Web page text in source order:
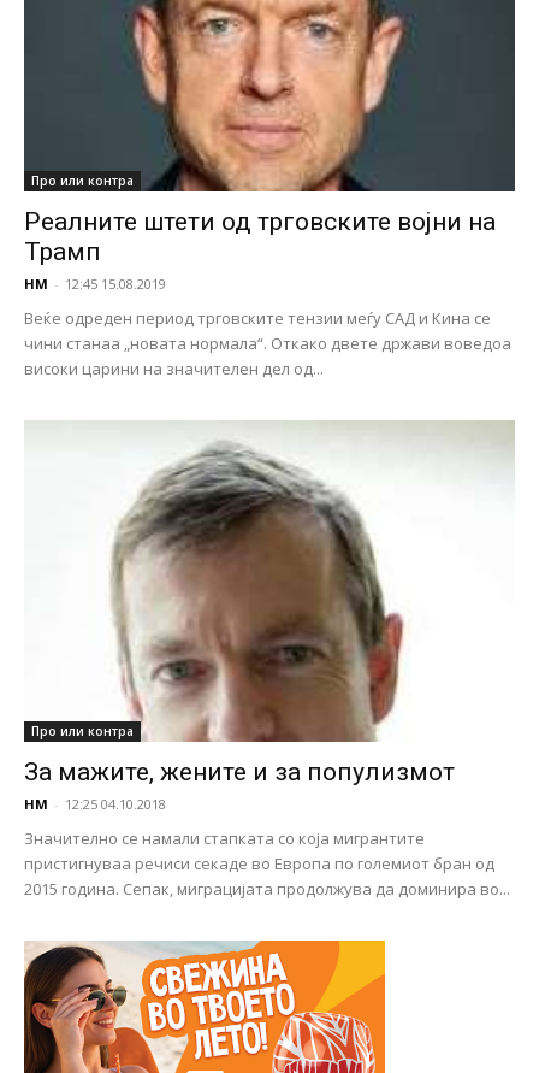
Про или контра
Реалните штети од трговските војни на
Трамп
НМ - 12:45 15.08.2019
Веќе одреден период трговските тензии меѓу САД и Кина се
чини станаа „новата нормала“. Откако двете држави воведоа
високи царини на значителен дел од...
Про или контра
За мажите, жените и за популизмот
НМ - 12:25 04.10.2018
Значително се намали стапката со која мигрантите
пристигнуваа речиси секаде во Европа по големиот бран од
2015 година. Сепак, миграцијата продолжува да доминира во...